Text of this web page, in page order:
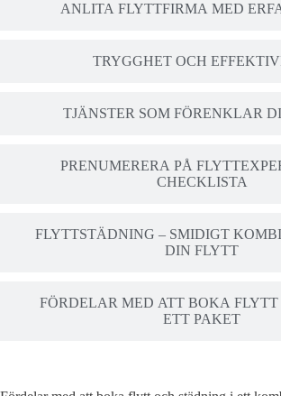
ANLITA FLYTTFIRMA MED
TRYGGHET OCH
TJÄNSTER SOM FÖRENKLAR
PRENUMERERA PÅ
CHECKLISTA
FLYTTSTÄDNING – SMIDIGT
DIN FLYTT
FÖRDELAR MED ATT BOKA
ETT PAKET